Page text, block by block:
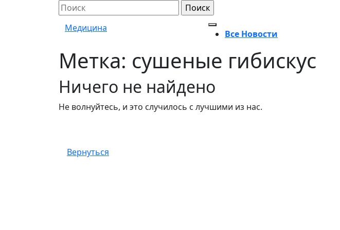
Поиск
по:
Медицина
Кнопка
Все Новости
Закрыть
Метка: сушеные гибискус
Ничего не найдено
Не волнуйтесь, и это случилось с лучшими из нас.
Вернуться